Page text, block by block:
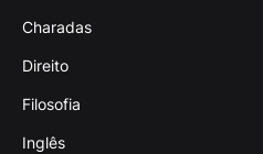
Charadas
Direito
Filosofia
Inglês